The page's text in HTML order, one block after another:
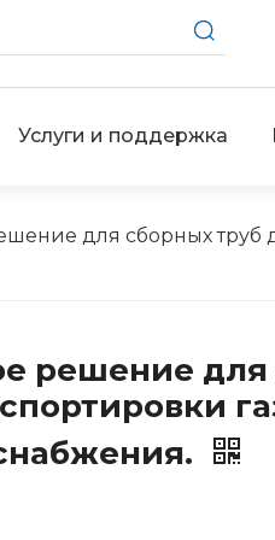
Услуги и поддержка
для сборных труб
решение